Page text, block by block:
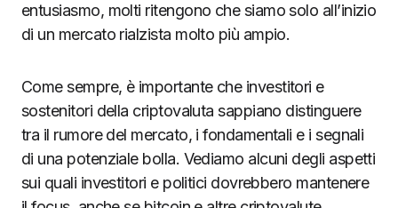
entusiasmo, molti ritengono che siamo solo all’inizio
di un mercato rialzista molto più ampio.
Come sempre, è importante che investitori e
sostenitori della criptovaluta sappiano distinguere
tra il rumore del mercato, i fondamentali e i segnali
di una potenziale bolla. Vediamo alcuni degli aspetti
sui quali investitori e politici dovrebbero mantenere